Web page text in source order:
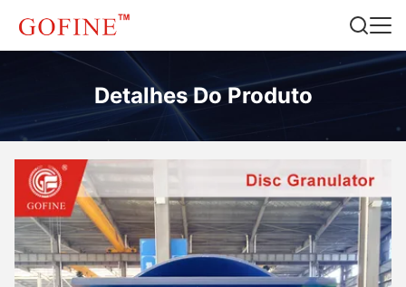
Detalhes Do Produto